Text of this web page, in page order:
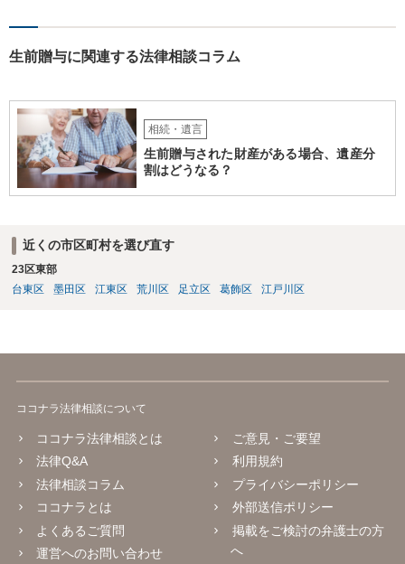
生前贈与に関連する法律相談コラム
相続・遺言
生前贈与された財産がある場合、遺産分
割はどうなる？
近くの市区町村を選び直す
23区東部
台東区
墨田区 江東区 荒川区 足立区 葛飾区 江戸川区
ココナラ法律相談について
ココナラ法律相談とは
法律Q&A
法律相談コラム
ココナラとは
よくあるご質問
運営へのお問い合わせ
ご意見・ご要望
利用規約
プライバシーポリシー
外部送信ポリシー
掲載をご検討の弁護士の方
へ